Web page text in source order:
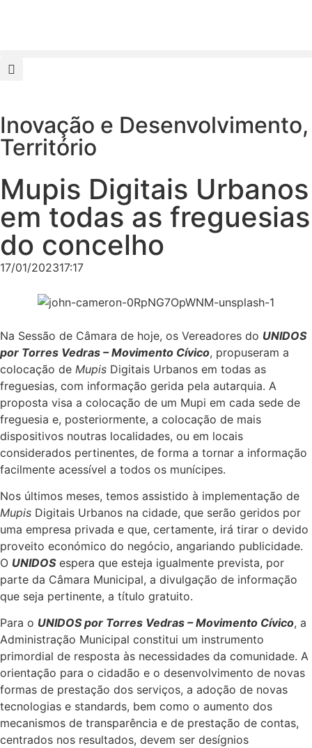
Inovação e Desenvolvimento,
Território
Mupis Digitais Urbanos
em todas as freguesias
do concelho
17/01/202317:17
Na Sessão de Câmara de hoje, os Vereadores do UNIDOS
por Torres Vedras – Movimento Cívico, propuseram a
colocação de Mupis Digitais Urbanos em todas as
freguesias, com informação gerida pela autarquia. A
proposta visa a colocação de um Mupi em cada sede de
freguesia e, posteriormente, a colocação de mais
dispositivos noutras localidades, ou em locais
considerados pertinentes, de forma a tornar a informação
facilmente acessível a todos os munícipes.
Nos últimos meses, temos assistido à implementação de
Mupis Digitais Urbanos na cidade, que serão geridos por
uma empresa privada e que, certamente, irá tirar o devido
proveito económico do negócio, angariando publicidade.
O UNIDOSespera que esteja igualmente prevista, por
parte da Câmara Municipal, a divulgação de informação
que seja pertinente, a título gratuito.
Para o UNIDOS por Torres Vedras – Movimento Cívico, a
Administração Municipal constitui um instrumento
primordial de resposta às necessidades da comunidade. A
orientação para o cidadão e o desenvolvimento de novas
formas de prestação dos serviços, a adoção de novas
tecnologias e standards, bem como o aumento dos
mecanismos de transparência e de prestação de contas,
centrados nos resultados, devem ser desígnios